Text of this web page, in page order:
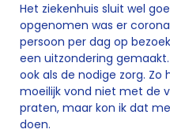
Het ziekenhuis sluit wel
opgenomen was er
persoon per dag op
een uitzondering
ook als de nodige zorg.
moeilijk vond niet met de
praten, maar kon ik dat
doen.